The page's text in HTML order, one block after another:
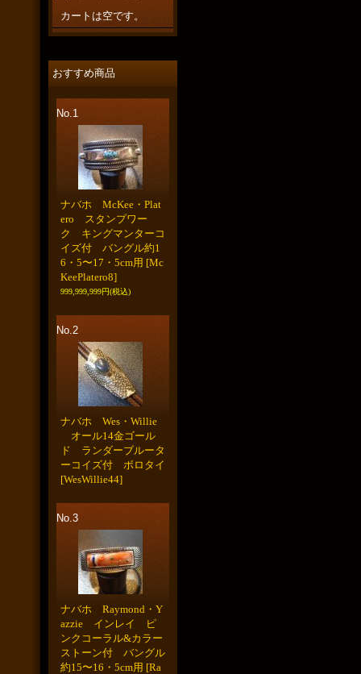
カートは空です。
おすすめ商品
No.1
ナバホ McKee・Plat
ero スタンプワー
ク キングマンターコ
イズ付 バングル約1
6・5〜17・5cm用 [Mc
KeePlatero8]
999,999,999円(税込)
No.2
ナバホ Wes・Willie
オール14金ゴール
ド ランダーブルータ
ーコイズ付 ボロタイ
[WesWillie44]
No.3
ナバホ Raymond・Y
azzie インレイ ピ
ンクコーラル&カラー
ストーン付 バングル
約15〜16・5cm用 [Ra